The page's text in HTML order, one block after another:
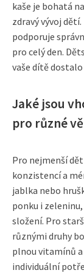
kaše je bohatá
zdravý vývoj
podporuje
pro celý den.
vaše dítě
Jaké jsou
pro různé
Pro nejmenší
konzistencí a
jablka nebo
ponku i
složení. Pro
různými druhy
plnou vitamínů
individuální